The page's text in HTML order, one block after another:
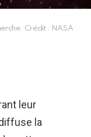
Crédit : NASA
leur
la